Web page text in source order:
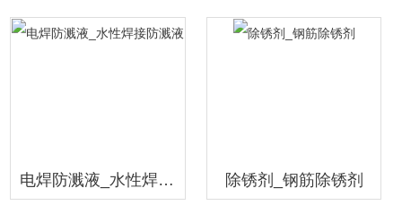
电焊防溅液_水性焊接防溅液 除锈剂_钢筋除锈剂